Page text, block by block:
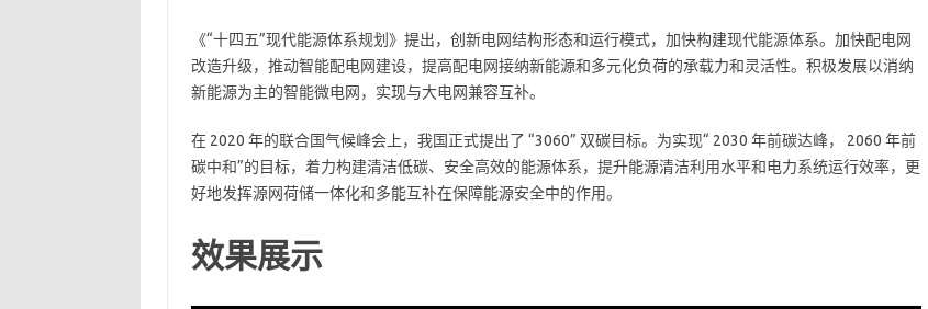
《“十四五”现代能源体系规划》提出，创新电网结构形态和运行模式，加快构建现代能源体系。加快配电网
改造升级，推动智能配电网建设，提高配电网接纳新能源和多元化负荷的承载力和灵活性。积极发展以消纳
新能源为主的智能微电网，实现与大电网兼容互补。
在 2020 年的联合国气候峰会上，我国正式提出了 “3060” 双碳目标。为实现“ 2030 年前碳达峰， 2060 年前
碳中和”的目标，着力构建清洁低碳、安全高效的能源体系，提升能源清洁利用水平和电力系统运行效率，更
好地发挥源网荷储一体化和多能互补在保障能源安全中的作用。
效果展示